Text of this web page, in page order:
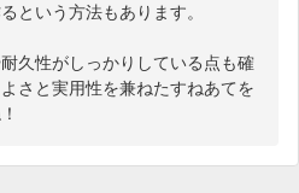
という方法もあります。
久性がしっかりしている点も確
さと実用性を兼ねたすねあてを